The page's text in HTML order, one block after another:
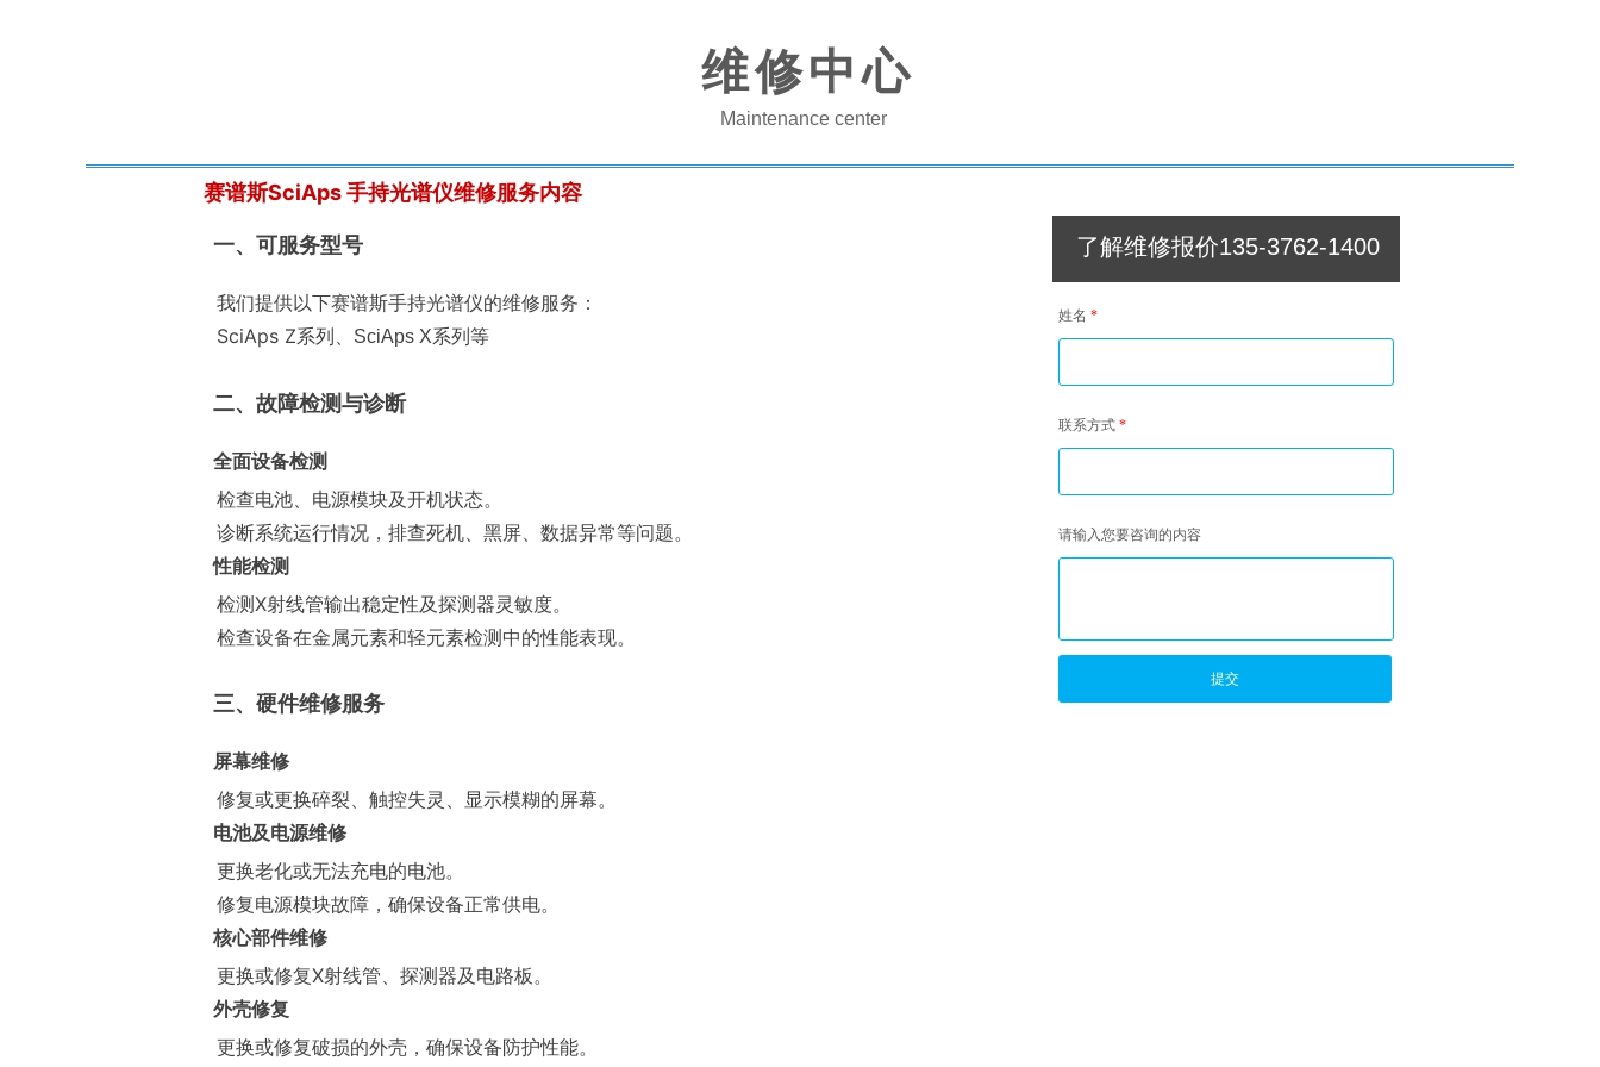
维修中心
Maintenance center
赛谱斯SciAps手持光谱仪维修服务内容
一、可服务型号
我们提供以下赛谱斯手持光谱仪的维修服务：
SciAps Z系列、
SciAps X系列等
二、故障检测与诊断
全面设备检测
检查电池、电源模块及开机状态。
诊断系统运行情况，排查死机、黑屏、数据异常等问题。
性能检测
检测X射线管输出稳定性及探测器灵敏度。
检查设备在金属元素和轻元素检测中的性能表现。
三、硬件维修服务
屏幕维修
修复或更换碎裂、触控失灵、显示模糊的屏幕。
电池及电源维修
更换老化或无法充电的电池。
修复电源模块故障，确保设备正常供电。
核心部件维修
更换或修复X射线管、探测器及电路板。
外壳修复
更换或修复破损的外壳，确保设备防护性能。
姓名 *
联系方式 *
请输入您要咨询的内容
提交
了解维修报价135-3762-1400